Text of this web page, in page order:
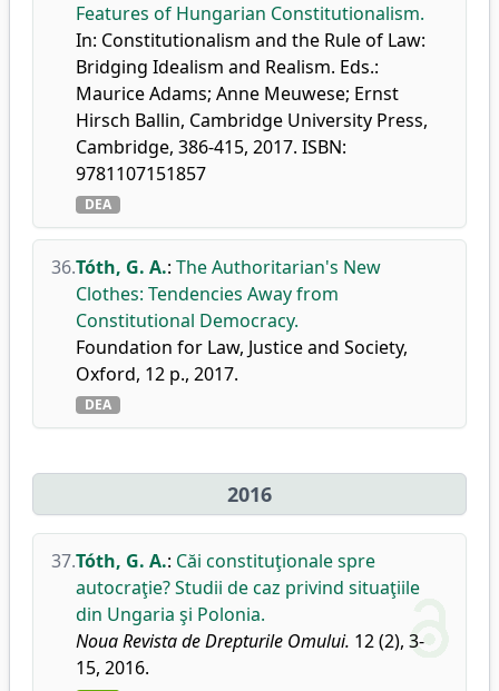
Features of Hungarian Constitutionalism.
In: Constitutionalism and the Rule of Law:
Bridging Idealism and Realism. Eds.:
Maurice Adams; Anne Meuwese; Ernst
Hirsch Ballin, Cambridge University Press,
Cambridge, 386-415, 2017. ISBN:
9781107151857
DEA
36.Tóth, G. A.: The Authoritarian's New
Clothes: Tendencies Away from
Constitutional Democracy.
Foundation for Law, Justice and Society,
Oxford, 12 p., 2017.
DEA
2016
37.Tóth, G. A.: Căi constituţionale spre
autocraţie? Studii de caz privind situaţiile
din Ungaria şi Polonia.
Noua Revista de Drepturile Omului. 12 (2), 3-
15, 2016.